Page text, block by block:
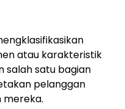
atau karakteristik
salah satu bagian
pelanggan
mereka.